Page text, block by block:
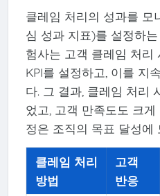
클레임 처리의 성과를 모
심 성과 지표)를 설정하
험사는 고객 클레임 처리
KPI를 설정하고, 이를 지
다. 그 결과, 클레임 처리
었고, 고객 만족도도 크게
정은 조직의 목표 달성에
클레임 처리
방법
고객
반응